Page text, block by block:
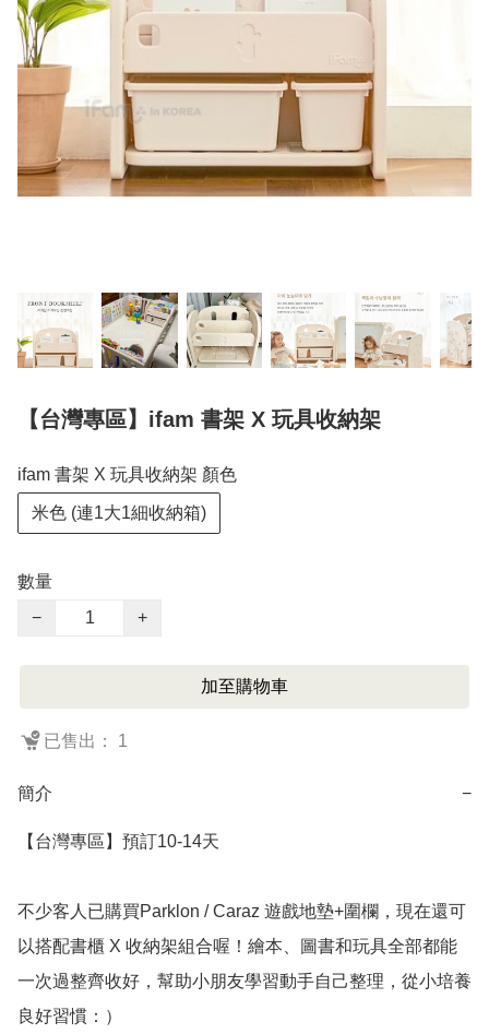
【台灣專區】ifam 書架 X 玩具收納架
ifam 書架 X 玩具收納架 顏色
米色 (連1大1細收納箱)
數量
−
+
加至購物車
已售出： 1
簡介 −
【台灣專區】預訂10-14天
不少客人已購買Parklon / Caraz 遊戲地墊+圍欄，現在還可
以搭配書櫃 X 收納架組合喔！繪本、圖書和玩具全部都能
一次過整齊收好，幫助小朋友學習動手自己整理，從小培養
良好習慣：）